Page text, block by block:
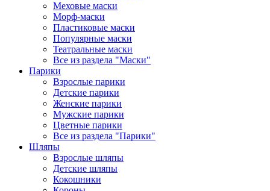
Меховые маски
Морф-маски
Пластиковые маски
Популярные маски
Театральные маски
Все из раздела "Маски"
Парики
Взрослые парики
Детские парики
Женские парики
Мужские парики
Цветные парики
Все из раздела "Парики"
Шляпы
Взрослые шляпы
Детские шляпы
Кокошники